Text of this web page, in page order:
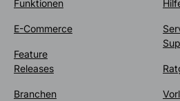
Funktionen
E-Commerce
Feature
Releases
Branchen